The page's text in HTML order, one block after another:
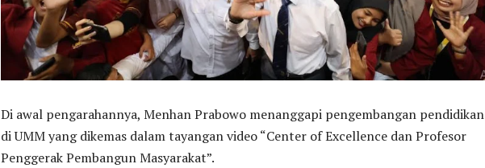
Di awal pengarahannya, Menhan Prabowo menanggapi pengembangan pendidikan
di UMM yang dikemas dalam tayangan video “Center of Excellence dan Profesor
Penggerak Pembangun Masyarakat”.